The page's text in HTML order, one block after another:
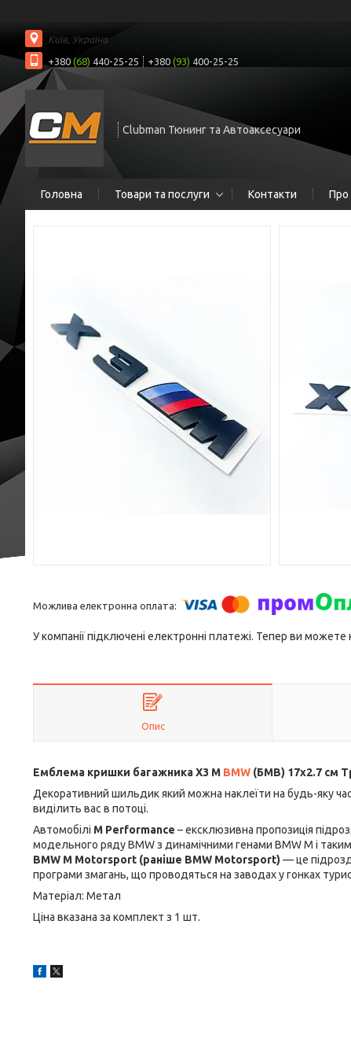
Київ, Україна
+380 (68) 440-25-25 +380 (93) 400-25-25
Clubman Тюнинг та Автоаксесуари
Головна Товари та послуги Контакти Про
У компанії підключені електронні платежі. Тепер ви
Опис
Емблема кришки багажника X3 M BMW (БМВ) 17х2.7 см
Декоративний шильдик який можна наклеїти на будь-яку
виділить вас в потоці.
Автомобілі M Performance – ексклюзивна пропозиція
модельного ряду BMW з динамічними генами BMW M і
BMW M Motorsport (раніше BMW Motorsport) — це
програми змагань, що проводяться на заводах у гонках
Матеріал: Метал
Ціна вказана за комплект з 1 шт.